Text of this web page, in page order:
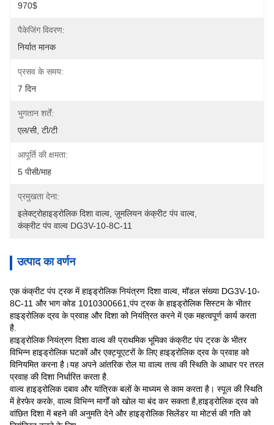
970$
पैकेजिंग विवरण:
निर्यात मानक
प्रसव के समय:
7 दिन
भुगतान शर्तें:
एल/सी, टी/टी
आपूर्ति की क्षमता:
5 पीसी/माह
प्रमुखता देना:
इलेक्ट्रोहाइड्रोलिक दिशा वाल्व ज़ूमलियन कंक्रीट पंप वाल्व
कंक्रीट पंप वाल्व DG3V-10-8C-11
उत्पाद का वर्णन
एक कंक्रीट पंप ट्रक में हाइड्रोलिक नियंत्रण दिशा वाल्व, मॉडल संख्या DG3V-10-
8C-11 और भाग कोड 1010300661,पंप ट्रक के हाइड्रोलिक सिस्टम के भीतर
हाइड्रोलिक द्रव के प्रवाह और दिशा को नियंत्रित करने में एक महत्वपूर्ण कार्य करता
है.
हाइड्रोलिक नियंत्रण दिशा वाल्व की प्राथमिक भूमिका कंक्रीट पंप ट्रक के भीतर
विभिन्न हाइड्रोलिक घटकों और एक्ट्यूएटरों के लिए हाइड्रोलिक द्रव के प्रवाह को
विनियमित करना है।यह अपने आंतरिक रोल या वाल्व तत्व की स्थिति के आधार पर तरल
प्रवाह की दिशा निर्धारित करता है.
वाल्व हाइड्रोलिक दबाव और यांत्रिक बलों के माध्यम से काम करता है। स्पूल की स्थिति
में हेरफेर करके, वाल्व विभिन्न मार्गों को खोल या बंद कर सकता है,हाइड्रोलिक द्रव को
वांछित दिशा में बहने की अनुमति देने और हाइड्रोलिक सिलेंडर या मोटर्स की गति को